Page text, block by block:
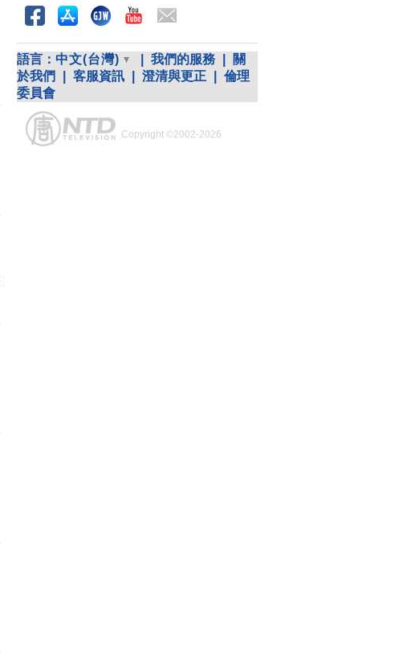
語言： 中文(台灣) 我們的服務
關
於我們
客服資訊 澄清與更正
倫理
委員會
Copyright ©2002-2026